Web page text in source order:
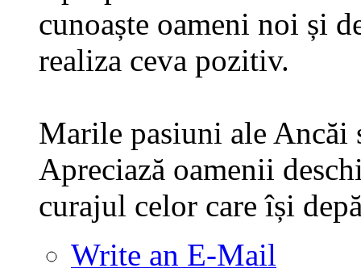
cunoaște oameni noi și
realiza ceva pozitiv.
Marile pasiuni ale
Apreciază oamenii
curajul celor care își
Write an E-Mail